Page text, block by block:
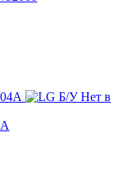
Б/У Нет в